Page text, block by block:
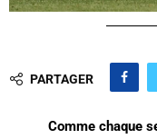
PARTAGER
Comme chaque